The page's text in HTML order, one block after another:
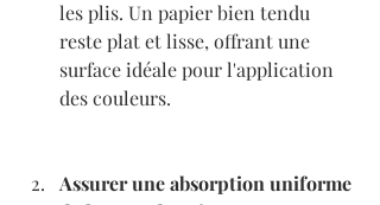
les plis. Un papier bien tendu
reste plat et lisse, offrant une
surface idéale pour l'application
des couleurs.
Assurer une absorption uniforme